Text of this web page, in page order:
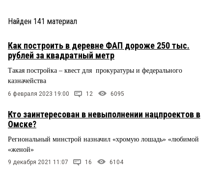
НОВОСТИ КОМПАНИЙ
СТИЛЬ ЖИЗНИ
Найден 141 материал
Как построить в деревне ФАП дороже 250 тыс.
рублей за квадратный метр
Такая постройка – квест для прокуратуры и федерального
казначейства
6 февраля 2023 19:00 12 6095
Кто заинтересован в невыполнении нацпроектов в
Омске?
Региональный минстрой назначил «хромую лошадь» «любимой
«женой»
9 декабря 2021 11:07 16 6104